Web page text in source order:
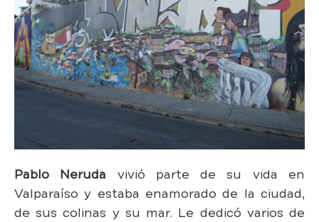
Pablo Neruda vivió parte de su vida en
Valparaíso y estaba enamorado de la ciudad,
de sus colinas y su mar. Le dedicó varios de